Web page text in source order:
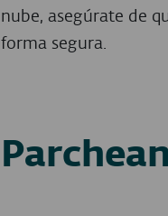
nube, asegúrate de
forma segura.